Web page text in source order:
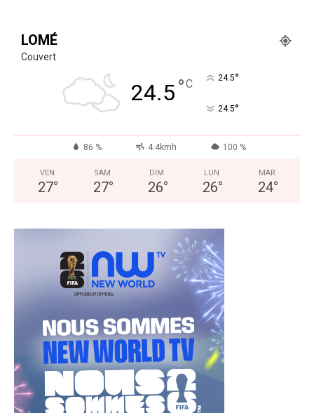
LOMÉ
Couvert
24.5°C 24.5°
24.5°
86 % 4.4kmh 100 %
VEN
27°
SAM
27°
DIM
26°
LUN
26°
MAR
24°